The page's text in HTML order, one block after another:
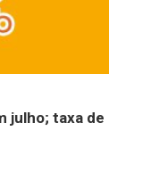
julho; taxa de